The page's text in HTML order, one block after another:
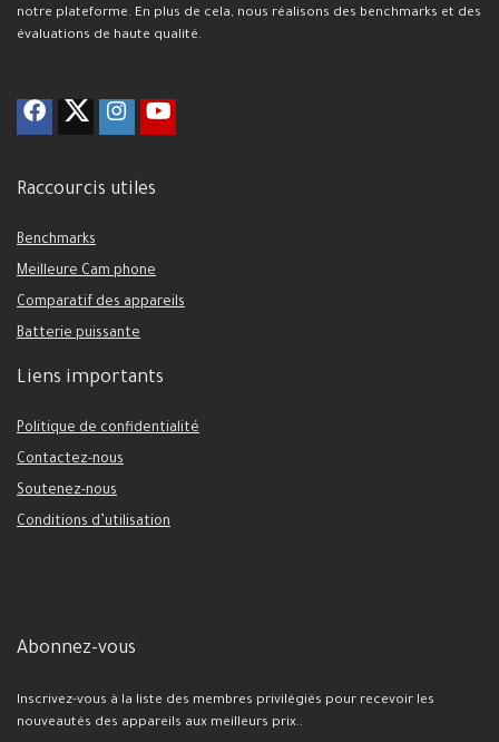
notre plateforme. En plus de cela, nous réalisons des benchmarks et des
évaluations de haute qualité.
Raccourcis utiles
Benchmarks
Meilleure Cam phone
Comparatif des appareils
Batterie puissante
Liens importants
Politique de confidentialité
Contactez-nous
Soutenez-nous
Conditions d’utilisation
Abonnez-vous
Inscrivez-vous à la liste des membres privilégiés pour recevoir les
nouveautés des appareils aux meilleurs prix..